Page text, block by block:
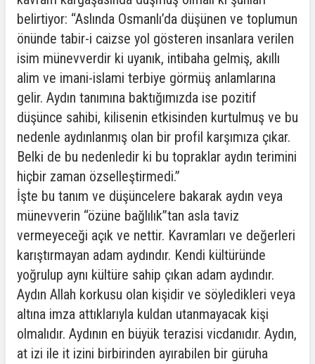
belirtiyor: “Aslında Osmanlı’da düşünen ve toplumun
önünde tabir-i caizse yol gösteren insanlara verilen
isim münevverdir ki uyanık, intibaha gelmiş, akıllı
alim ve imani-islami terbiye görmüş anlamlarına
gelir. Aydın tanımına baktığımızda ise pozitif
düşünce sahibi, kilisenin etkisinden kurtulmuş ve bu
nedenle aydınlanmış olan bir profil karşımıza çıkar.
Belki de bu nedenledir ki bu topraklar aydın terimini
hiçbir zaman özselleştirmedi.”
İşte bu tanım ve düşüncelere bakarak aydın veya
münevverin “özüne bağlılık”tan asla taviz
vermeyeceği açık ve nettir. Kavramları ve değerleri
karıştırmayan adam aydındır. Kendi kültüründe
yoğrulup aynı kültüre sahip çıkan adam aydındır.
Aydın Allah korkusu olan kişidir ve söyledikleri veya
altına imza attıklarıyla kuldan utanmayacak kişi
olmalıdır. Aydının en büyük terazisi vicdanıdır. Aydın,
at izi ile it izini birbirinden ayırabilen bir güruha